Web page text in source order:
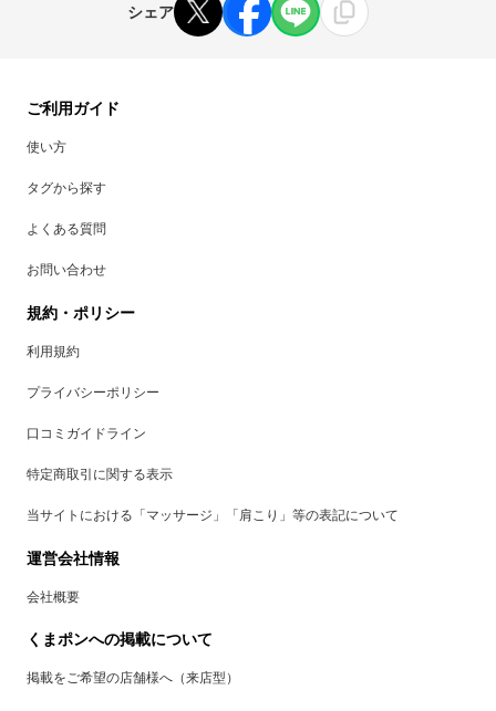
シェア
ご利用ガイド
使い方
タグから探す
よくある質問
お問い合わせ
規約・ポリシー
利用規約
プライバシーポリシー
口コミガイドライン
特定商取引に関する表示
当サイトにおける「マッサージ」「肩こり」等の表記について
運営会社情報
会社概要
くまポンへの掲載について
掲載をご希望の店舗様へ（来店型）